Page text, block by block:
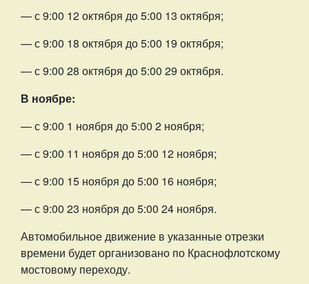
— с 9:00 12 октября до 5:00 13 октября;
— с 9:00 18 октября до 5:00 19 октября;
— с 9:00 28 октября до 5:00 29 октября.
В ноябре:
— с 9:00 1 ноября до 5:00 2 ноября;
— с 9:00 11 ноября до 5:00 12 ноября;
— с 9:00 15 ноября до 5:00 16 ноября;
— с 9:00 23 ноября до 5:00 24 ноября.
Автомобильное движение в указанные отрезки
времени будет организовано по Краснофлотскому
мостовому переходу.